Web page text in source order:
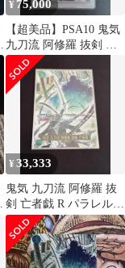
¥ 75,000
【超美品】PSA10 鬼気
九刀流 阿修羅 抜剣 亡
者戯 Rパラレル
¥33,333
鬼気 九刀流 阿修羅 抜
剣 亡者戯 R パラレル
OP12-037